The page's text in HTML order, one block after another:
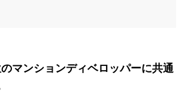
マンションディベロッパーに共通